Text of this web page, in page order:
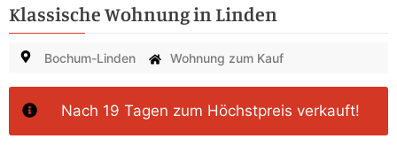
Klassische Wohnung in Linden
Bochum-Linden Wohnung zum Kauf
Nach 19 Tagen‭ zum Höchstpreis verkauft!